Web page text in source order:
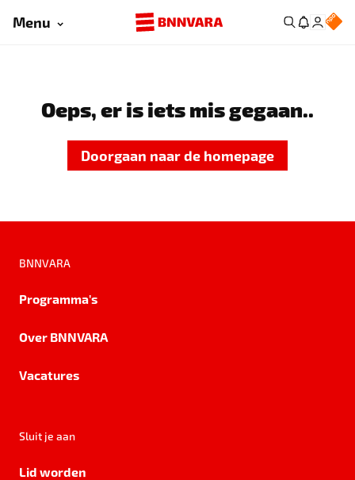
Menu
Oeps, er is iets mis gegaan..
Doorgaan naar de homepage
BNNVARA
Programma's
Over BNNVARA
Vacatures
Sluit je aan
Lid worden